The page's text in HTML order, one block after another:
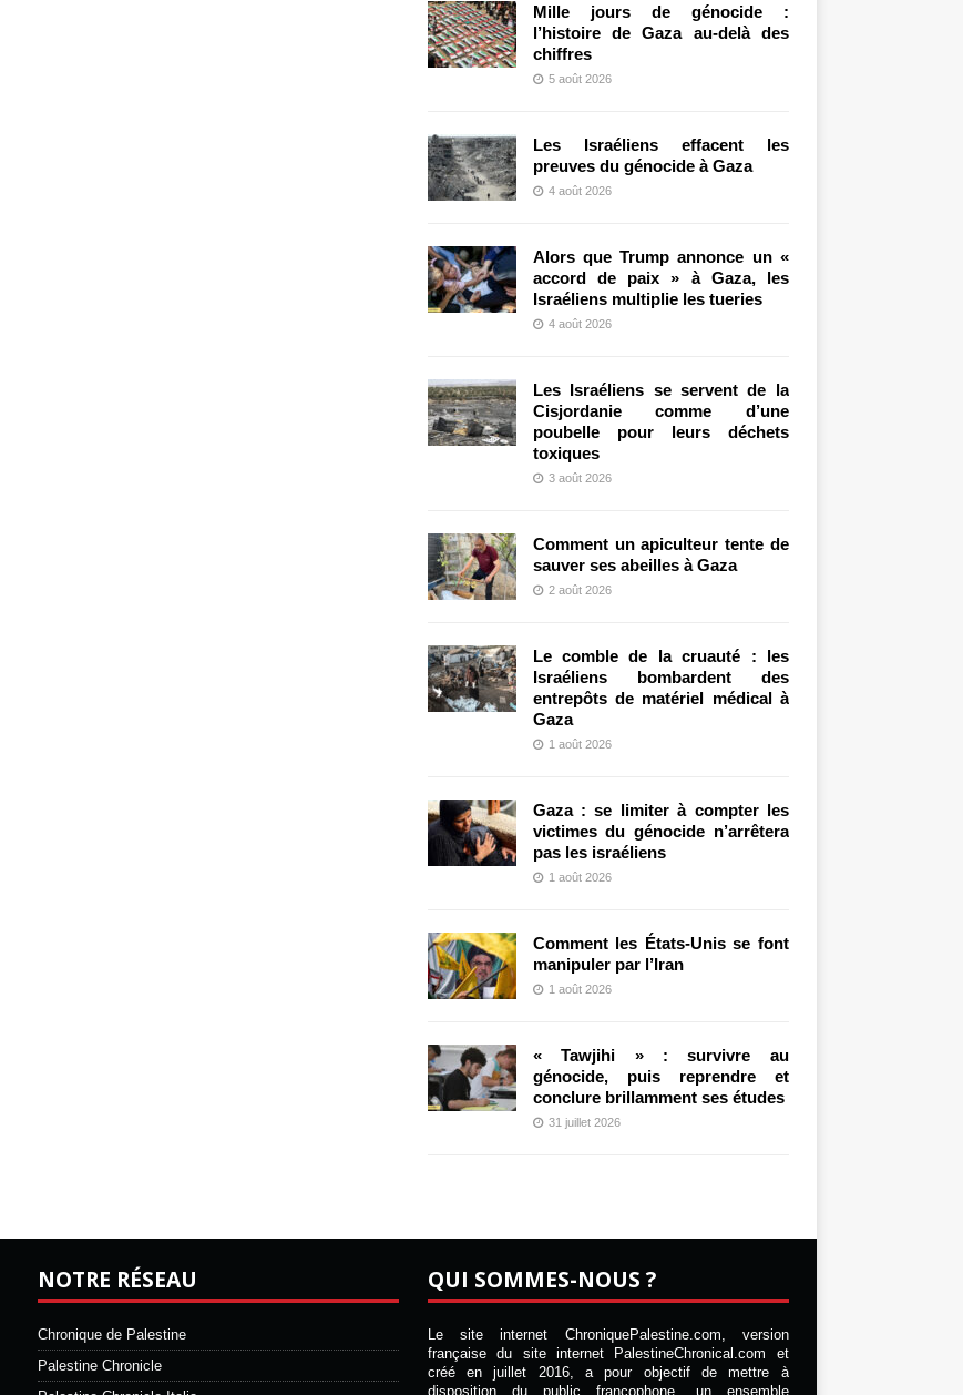
Mille jours de génocide :
l’histoire de Gaza au-delà des
chiffres
5 août 2026
Les Israéliens effacent les
preuves du génocide à Gaza
4 août 2026
Alors que Trump annonce un «
accord de paix » à Gaza, les
Israéliens multiplie les tueries
4 août 2026
Les Israéliens se servent de la
Cisjordanie comme d’une
poubelle pour leurs déchets
toxiques
3 août 2026
Comment un apiculteur tente de
sauver ses abeilles à Gaza
2 août 2026
Le comble de la cruauté : les
Israéliens bombardent des
entrepôts de matériel médical à
Gaza
1 août 2026
Gaza : se limiter à compter les
victimes du génocide n’arrêtera
pas les israéliens
1 août 2026
Comment les États-Unis se font
manipuler par l’Iran
1 août 2026
« Tawjihi » : survivre au
génocide, puis reprendre et
conclure brillamment ses études
31 juillet 2026
NOTRE RÉSEAU
Chronique de Palestine
Palestine Chronicle
QUI SOMMES-NOUS ?
Le site internet ChroniquePalestine.com, version
française du site internet PalestineChronical.com et
créé en juillet 2016, a pour objectif de mettre à
disposition du public francophone, un ensemble